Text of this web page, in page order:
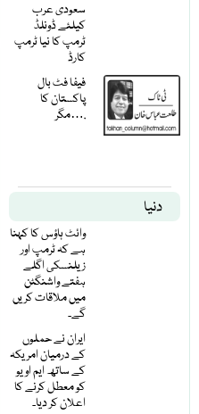
سعودی عرب
کیلئے ڈونلڈ
ٹرمپ کا نیا ٹرمپ
کارڈ
فیفا فٹ بال
پاکستان کا
مگر….
دنیا
وائٹ ہاؤس کا کہنا
ہے کہ ٹرمپ اور
زیلنسکی اگلے
ہفتے واشنگٹن
میں ملاقات کریں
گے۔
ایران نے حملوں
کے درمیان امریکہ
کے ساتھ ایم او یو
کو معطل کرنے کا
اعلان کر دیا۔